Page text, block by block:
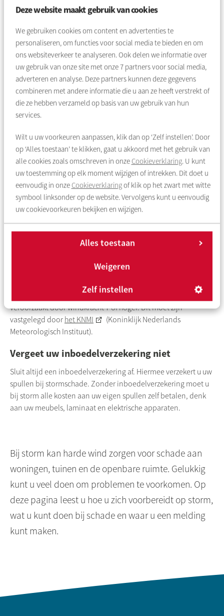
Deze website maakt gebruik van cookies
We gebruiken cookies om content en advertenties te
personaliseren, om functies voor social media te bieden en om
ons websiteverkeer te analyseren. Ook delen we informatie over
uw gebruik van onze site met onze7 partners voor social media,
adverteren en analyse. Deze partners kunnen deze gegevens
combineren met andere informatie die u aan ze heeft verstrekt of
die ze hebben verzameld op basis van uw gebruik van hun
services.
Wilt u uw voorkeuren aanpassen, klik dan op ‘Zelf instellen’. Door
op ‘Alles toestaan’ te klikken, gaat u akkoord met het gebruik van
alle cookies zoals omschreven in onze Cookieverklaring. U kunt
uw toestemming op elk moment wijzigen of intrekken. Dit doet u
eenvoudig in onze Cookieverklaringof klik op het zwart met witte
symbool linksonder op de website. Vervolgens kunt u eenvoudig
uw cookievoorkeuren bekijken en wijzigen.
Alles toestaan
Weigeren
Zelf instellen
Heeft u schade aan uw woning?
een reparatie te plannen. Dit kunt u makkelijk en snel online
doen. Heeft het spoed, bel ons dan. Schade aan uw inboedel
kunt u melden bij uw verzekeringsmaatschappij.
Zelf doen
Is er een boom omgevallen in uw tuin, dan kunt u dit zelf
(laten) opruimen. Is de boom tegen uw woning
aangevallen?
Goed om te weten
Tijdens een storm kunnen we niet altijd direct aan de slag.
Voor de veiligheid mogen monteurs bijvoorbeeld niet werken
op daken bij zware wind.
In dat geval kijken we samen met u naar een tijdelijke
oplossing en plannen we herstelwerkzaamheden zodra dit
veilig kan.
Wanneer is het stormschade?
Voor de verzekering is het handig om te weten of u echt
stormschade heeft. Dit is afhankelijk van de windkracht.
Schade door de wind is officieel stormschade wanneer het is
veroorzaakt door windkracht 7 of hoger. Dit moet zijn
vastgelegd door het KNMI
(Koninklijk Nederlands
Meteorologisch Instituut).
Vergeet uw inboedelverzekering niet
Sluit altijd een inboedelverzekering af. Hiermee verzekert u uw
spullen bij stormschade. Zonder inboedelverzekering moet u
bij storm alle kosten aan uw eigen spullen zelf betalen, denk
aan uw meubels, laminaat en elektrische apparaten.
Bij storm kan harde wind zorgen voor schade aan
woningen, tuinen en de openbare ruimte. Gelukkig
kunt u veel doen om problemen te voorkomen. Op
deze pagina leest u hoe u zich voorbereidt op storm,
wat u kunt doen bij schade en waar u een melding
kunt maken.